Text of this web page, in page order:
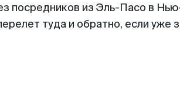
посредников из Эль-Пасо в
туда и обратно, если уже